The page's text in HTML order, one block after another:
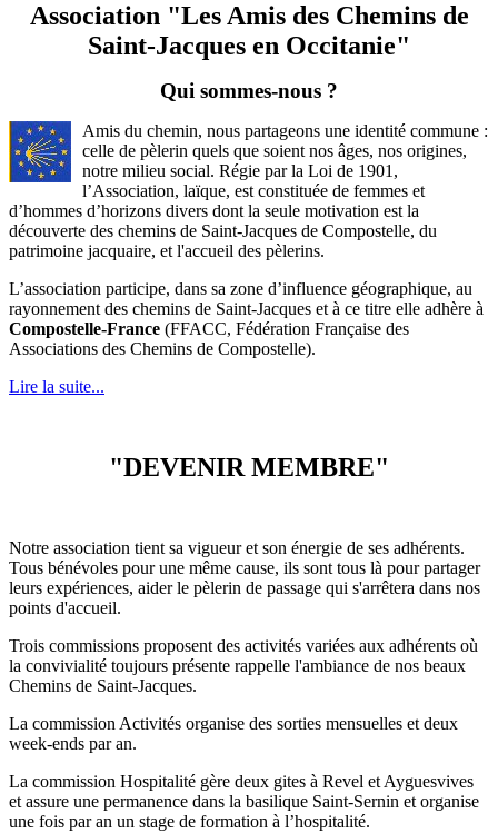
Association "Les Amis des Chemins de
Saint-Jacques en Occitanie"
Qui sommes-nous ?
Amis du chemin, nous partageons une identité commune :
celle de pèlerin quels que soient nos âges, nos origines,
notre milieu social. Régie par la Loi de 1901,
l’Association, laïque, est constituée de femmes et
d’hommes d’horizons divers dont la seule motivation est la
découverte des chemins de Saint-Jacques de Compostelle, du
patrimoine jacquaire, et l'accueil des pèlerins.
L’association participe, dans sa zone d’influence géographique, au
rayonnement des chemins de Saint-Jacques et à ce titre elle adhère à
Compostelle-France (FFACC, Fédération Française des
Associations des Chemins de Compostelle).
Lire la suite...
"DEVENIR MEMBRE"
Notre association tient sa vigueur et son énergie de ses adhérents.
Tous bénévoles pour une même cause, ils sont tous là pour partager
leurs expériences, aider le pèlerin de passage qui s'arrêtera dans nos
points d'accueil.
Trois commissions proposent des activités variées aux adhérents où
la convivialité toujours présente rappelle l'ambiance de nos beaux
Chemins de Saint-Jacques.
La commission Activités organise des sorties mensuelles et deux
week-ends par an.
La commission Hospitalité gère deux gites à Revel et Ayguesvives
et assure une permanence dans la basilique Saint-Sernin et organise
une fois par an un stage de formation à l’hospitalité.